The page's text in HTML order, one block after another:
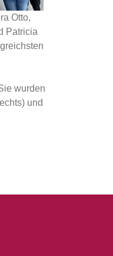
Otto,
Patricia
wurden
und